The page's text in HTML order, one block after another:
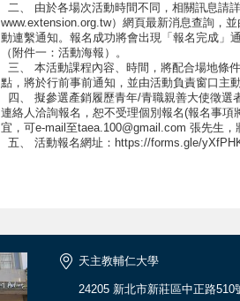
二、 由於各場次活動時間不同，相關訊息請
www.extension.org.tw）網頁最新消息查詢，
動連繫通知。報名成功將會出現「報名完成」
（附件一：活動海報）。
三、 本活動課程內容、時間，將配合場地條
點，將於行前事前通知，並由活動負責窗口主
四、 擬參選產銷履歷青年/青職親善大使徵選
連絡人洽詢報名，恕不受理個別報名(報名事
宜，可e-mail至taea.100@gmail.com 張先生
五、 活動報名網址：https://forms.gle/
天主教輔仁大學
24205 新北市新莊區中正路510